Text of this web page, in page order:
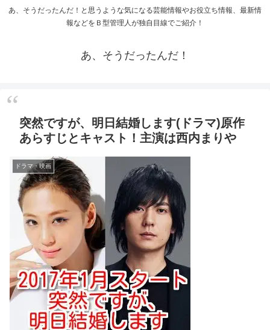
あ、そうだったんだ！と思うような気になる芸能情報やお役立ち情報、最新情
報などをＢ型管理人が独自目線でご紹介！
あ、そうだったんだ！
突然ですが、明日結婚します(ドラマ)原作
あらすじとキャスト！主演は西内まりや
ドラマ・映画